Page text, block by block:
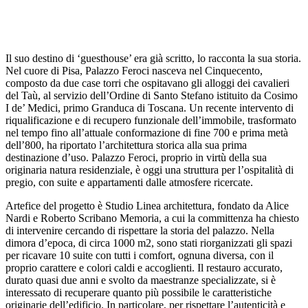
Il suo destino di ‘guesthouse’ era già scritto, lo racconta la sua storia.
Nel cuore di Pisa, Palazzo Feroci nasceva nel Cinquecento,
composto da due case torri che ospitavano gli alloggi dei cavalieri
del Taù, al servizio dell’Ordine di Santo Stefano istituito da Cosimo
I de’ Medici, primo Granduca di Toscana. Un recente intervento di
riqualificazione e di recupero funzionale dell’immobile, trasformato
nel tempo fino all’attuale conformazione di fine 700 e prima metà
dell’800, ha riportato l’architettura storica alla sua prima
destinazione d’uso. Palazzo Feroci, proprio in virtù della sua
originaria natura residenziale, è oggi una struttura per l’ospitalità di
pregio, con suite e appartamenti dalle atmosfere ricercate.
Artefice del progetto è Studio Linea architettura, fondato da Alice
Nardi e Roberto Scribano Memoria, a cui la committenza ha chiesto
di intervenire cercando di rispettare la storia del palazzo. Nella
dimora d’epoca, di circa 1000 m2, sono stati riorganizzati gli spazi
per ricavare 10 suite con tutti i comfort, ognuna diversa, con il
proprio carattere e colori caldi e accoglienti. Il restauro accurato,
durato quasi due anni e svolto da maestranze specializzate, si è
interessato di recuperare quanto più possibile le caratteristiche
originarie dell’edificio. In particolare, per rispettare l’autenticità e